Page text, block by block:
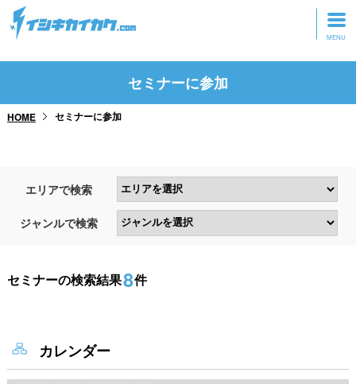
トップページ
研修・ツアーに参加
セミナーに参加
HOME セミナーに参加
エリアで検索
ジャンルで検索
セミナーの検索結果8件
カレンダー